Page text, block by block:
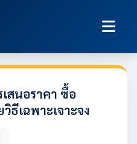
สนอราคา ซื้อ
ธีเฉพาะเจาะจง